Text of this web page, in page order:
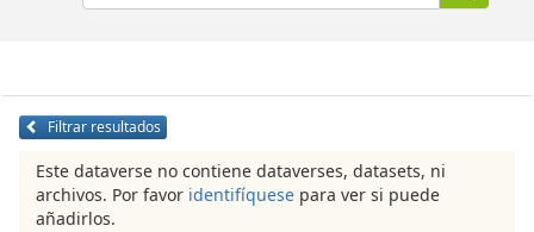
Filtrar resultados
Este dataverse no contiene dataverses, datasets, ni
archivos. Por favor identifíquese para ver si puede
añadirlos.